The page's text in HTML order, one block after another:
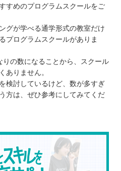
に学べる
らアドバイスをもらえる
用できる
学ぶ際の注意点
ることが大切
ールを選ぶ
グラムスクールを選ぼ
プログラミングスクールを
すめのプログラムスクールをご
グが学べる通学形式の教室だけ
プログラムスクールがありま
の数になることから、スクール
ありません。
検討しているけど、数が多すぎ
方は、ぜひ参考にしてみてくだ